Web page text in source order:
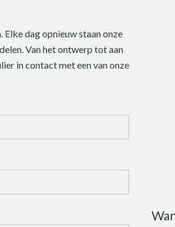
dag opnieuw staan onze
Van het ontwerp tot aan
in contact met een van onze